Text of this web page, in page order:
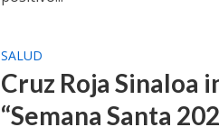
SALUD
Cruz Roja Sinaloa
“Semana Santa